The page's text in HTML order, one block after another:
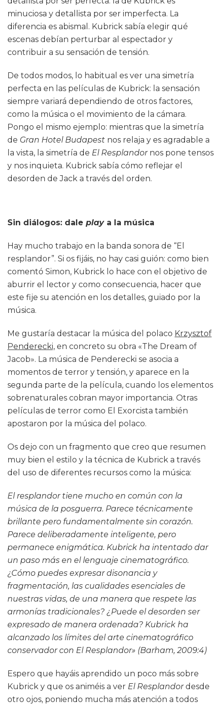
minuciosa y detallista por ser imperfecta. La
diferencia es abismal. Kubrick sabía elegir qué
escenas debían perturbar al espectador y
contribuir a su sensación de tensión.
De todos modos, lo habitual es ver una simetría
perfecta en las películas de Kubrick: la sensación
siempre variará dependiendo de otros factores,
como la música o el movimiento de la cámara.
Pongo el mismo ejemplo: mientras que la simetría
de Gran Hotel Budapest nos relaja y es agradable a
la vista, la simetría de El Resplandornos pone tensos
y nos inquieta. Kubrick sabía cómo reflejar el
desorden de Jack a través del orden.
Sin diálogos: dale play a la música
Hay mucho trabajo en la banda sonora de “El
resplandor”. Si os fijáis, no hay casi guión: como bien
comentó Simon, Kubrick lo hace con el objetivo de
aburrir el lector y como consecuencia, hacer que
este fije su atención en los detalles, guiado por la
música.
Me gustaría destacar la música del polaco Krzysztof
Penderecki, en concreto su obra «The Dream of
Jacob». La música de Penderecki se asocia a
momentos de terror y tensión, y aparece en la
segunda parte de la película, cuando los elementos
sobrenaturales cobran mayor importancia. Otras
películas de terror como El Exorcista también
apostaron por la música del polaco.
Os dejo con un fragmento que creo que resumen
muy bien el estilo y la técnica de Kubrick a través
del uso de diferentes recursos como la música:
El resplandor tiene mucho en común con la
música de la posguerra. Parece técnicamente
brillante pero fundamentalmente sin corazón.
Parece deliberadamente inteligente, pero
permanece enigmática. Kubrick ha intentado dar
un paso más en el lenguaje cinematográfico.
¿Cómo puedes expresar disonancia y
fragmentación, las cualidades esenciales de
nuestras vidas, de una manera que respete las
armonías tradicionales? ¿Puede el desorden ser
expresado de manera ordenada? Kubrick ha
alcanzado los límites del arte cinematográfico
conservador con El Resplandor» (Barham, 2009:4)
Espero que hayáis aprendido un poco más sobre
Kubrick y que os animéis a ver El Resplandordesde
otro ojos, poniendo mucha más atención a todos